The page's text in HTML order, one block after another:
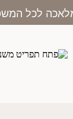
לכל
קורידייל 28 ירוק בהיר